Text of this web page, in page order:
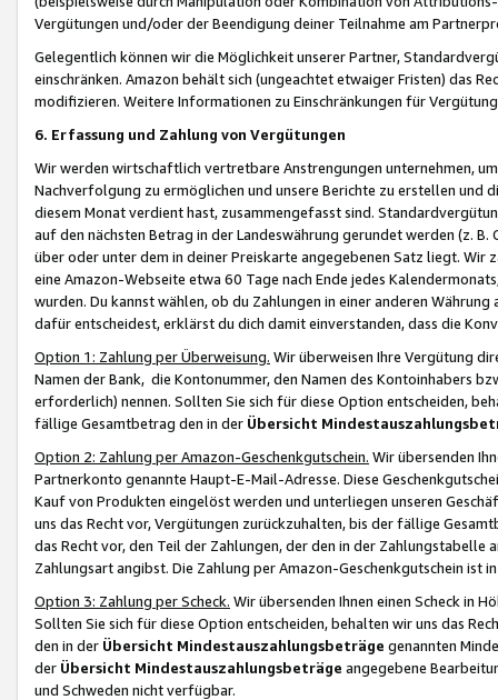
Vergütungen und/oder der Beendigung deiner Teilnahme am
Gelegentlich können wir die Möglichkeit unserer Partner,
einschränken. Amazon behält sich (ungeachtet etwaiger Fristen) das
modifizieren. Weitere Informationen zu Einschränkungen für
6. Erfassung und Zahlung von Vergütungen
Wir werden wirtschaftlich vertretbare Anstrengungen unternehmen,
Nachverfolgung zu ermöglichen und unsere Berichte zu erstellen und
diesem Monat verdient hast, zusammengefasst sind.
auf den nächsten Betrag in der Landeswährung gerundet werden (z.
über oder unter dem in deiner Preiskarte angegebenen Satz liegt.
eine Amazon-Webseite etwa 60 Tage nach Ende jedes
wurden. Du kannst wählen, ob du Zahlungen in einer anderen
dafür entscheidest, erklärst du dich damit einverstanden, dass die
Option 1: Zahlung per Überweisung. Wir überweisen Ihre Vergütung
Namen der Bank, die Kontonummer, den Namen des Kontoinhabers
erforderlich) nennen. Sollten Sie sich für diese Option entscheiden,
fällige Gesamtbetrag den in der Übersicht
Option 2: Zahlung per Amazon-Geschenkgutschein. Wir übersenden
Partnerkonto genannte Haupt-E-Mail-Adresse. Diese
Kauf von Produkten eingelöst werden und unterliegen unseren
uns das Recht vor, Vergütungen zurückzuhalten, bis der fällige
das Recht vor, den Teil der Zahlungen, der den in der
Zahlungsart angibst. Die Zahlung per Amazon-Geschenkgutschein ist
Option 3: Zahlung per Scheck. Wir übersenden Ihnen einen Scheck in
Sollten Sie sich für diese Option entscheiden, behalten wir uns das
den in der Übersicht Mindestauszahlungsbeträge genannten
der Übersicht Mindestauszahlungsbeträge angegebene
und Schweden nicht verfügbar.